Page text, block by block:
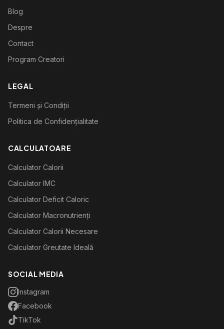
Blog
Despre
Contact
Program Creatori
LEGAL
Termeni și Condiții
Politica de Confidențialitate
CALCULATOARE
Calculator Calorii
Calculator IMC
Calculator Deficit Caloric
Calculator Macronutrienți
Calculator Calorii Necesare
Calculator Greutate Ideală
SOCIAL MEDIA
Instagram
Facebook
TikTok